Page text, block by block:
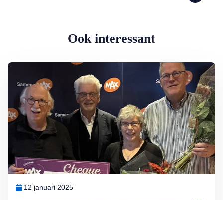
Ook interessant
12 januari 2025
Lees meer over Armoede in Nederland: rondkomen niet